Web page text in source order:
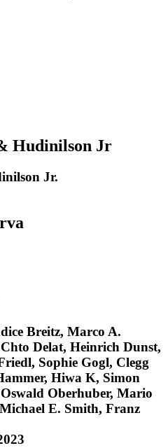
Hudinilson Jr
Jr.
Breitz, Marco A.
Chto Delat, Heinrich Dunst,
, Sophie Gogl, Clegg
, Hiwa K, Simon
Oswald Oberhuber, Mario
Michael E. Smith, Franz